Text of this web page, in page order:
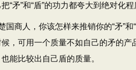
“矛”和“盾”的功力都夸大到绝对化
国商人，你该怎样来推销你的“矛”和“
，可用一个质量不如自己的矛的
能比较出自己盾的质量。